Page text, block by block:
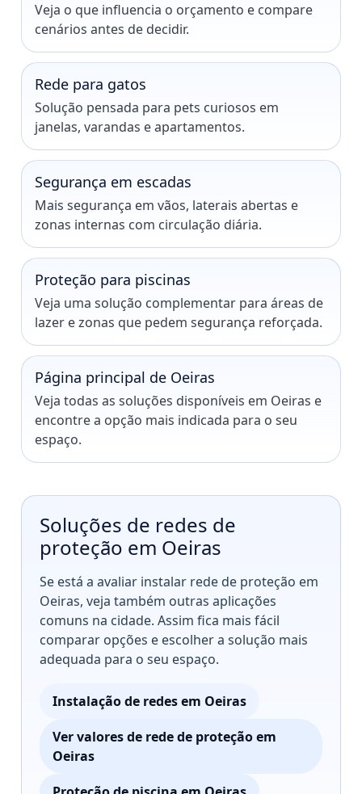
Veja o que influencia o orçamento e compare
cenários antes de decidir.
Rede para gatos
Solução pensada para pets curiosos em
janelas, varandas e apartamentos.
Segurança em escadas
Mais segurança em vãos, laterais abertas e
zonas internas com circulação diária.
Proteção para piscinas
Veja uma solução complementar para áreas de
lazer e zonas que pedem segurança reforçada.
Página principal de Oeiras
Veja todas as soluções disponíveis em Oeiras e
encontre a opção mais indicada para o seu
espaço.
Soluções de redes de
proteção em Oeiras
Se está a avaliar instalar rede de proteção em
Oeiras, veja também outras aplicações
comuns na cidade. Assim fica mais fácil
comparar opções e escolher a solução mais
adequada para o seu espaço.
Instalação de redes em Oeiras
Ver valores de rede de proteção em
Oeiras